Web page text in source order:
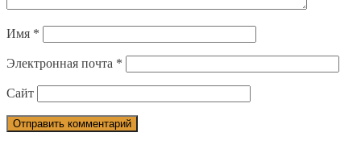
Имя *
Электронная почта *
Сайт